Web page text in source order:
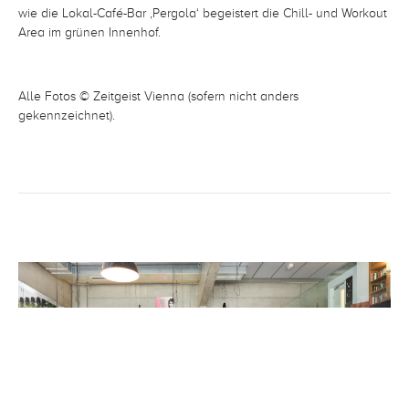
wie die Lokal-Café-Bar ‚Pergola‘ begeistert die Chill- und Workout
Area im grünen Innenhof.
Alle Fotos © Zeitgeist Vienna (sofern nicht anders
gekennzeichnet).